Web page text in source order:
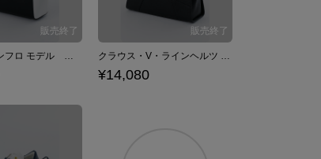
ザップ・レンフロ モデル トートバッグ ショルダーバッグ 血界戦線 & BEYOND クラウス・V・ラインヘルツ モデル トートバッグ ショルダーバッグ 血界戦線 & BEYOND
¥14,080